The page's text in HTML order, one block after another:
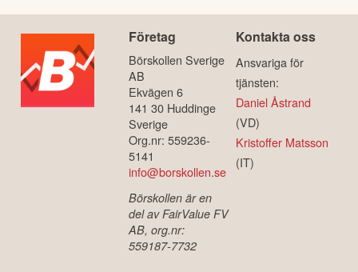
Företag
Börskollen Sverige
AB
Ekvägen 6
141 30 Huddinge
Sverige
Org.nr: 559236-
5141
info@borskollen.se
Börskollen är en
del av FairValue FV
AB, org.nr:
559187-7732
Kontakta oss
Ansvariga för
tjänsten:
Daniel Åstrand
(VD)
Kristoffer Matsson
(IT)